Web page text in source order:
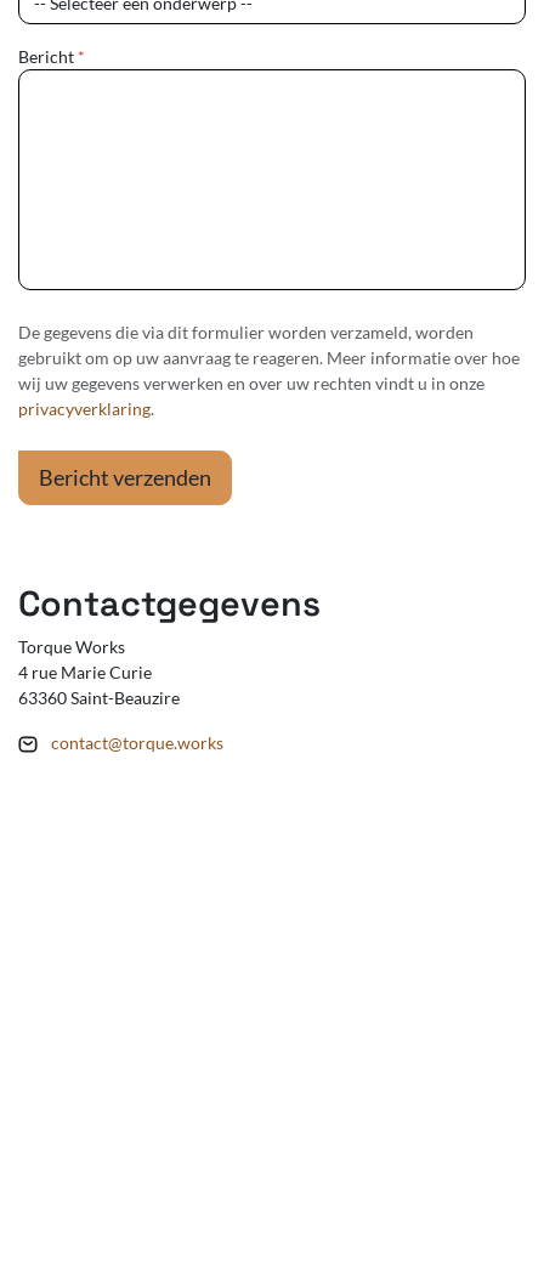
Bericht *
De gegevens die via dit formulier worden verzameld, worden
gebruikt om op uw aanvraag te reageren. Meer informatie over hoe
wij uw gegevens verwerken en over uw rechten vindt u in onze
privacyverklaring.
Bericht verzenden
Contactgegevens
Torque Works
4 rue Marie Curie
63360 Saint-Beauzire
contact@torque.works